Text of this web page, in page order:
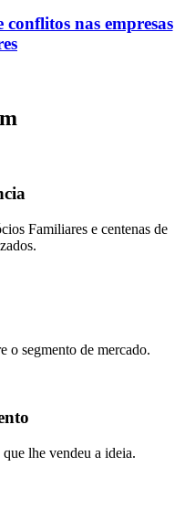
nas empresas
Familiares e centenas de
o segmento de mercado.
lhe vendeu a ideia.